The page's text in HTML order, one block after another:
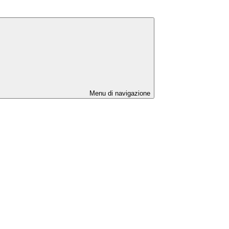
Menu di navigazione